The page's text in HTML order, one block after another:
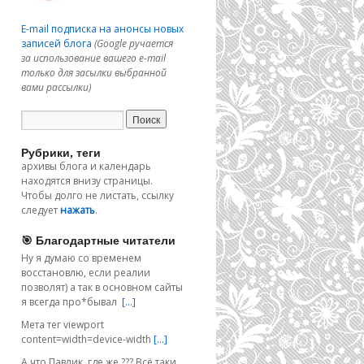
E-mail подписка на анонсы новых
записей блога (Google ручается
за использование вашего e-mail
только для засылки выбранной
вами рассылки)
Рубрики, теги
архивы блога и календарь
находятся внизу страницы.
Чтобы долго не листать, ссылку
следуетнажать.
🎯 Благодартные читатели
Ну я думаю со временем
восстановлю, если реалии
позволят) а так в основном сайты
я всегда про*бывал […]
Мета тег viewport
content=width=device-width […]